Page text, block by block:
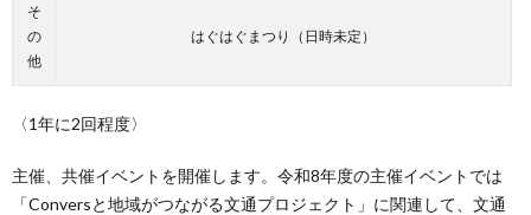
そ
の
他
はぐはぐまつり（日時未定）
〈1年に2回程度〉
主催、共催イベントを開催します。令和8年度の主催イベントでは
「Conversと地域がつながる文通プロジェクト」に関連して、文通